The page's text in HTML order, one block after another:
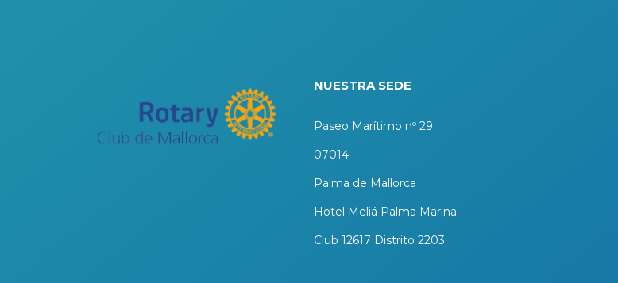
NUESTRA SEDE
Paseo Marítimo nº 29
07014
Palma de Mallorca
Hotel Meliá Palma Marina.
Club 12617 Distrito 2203